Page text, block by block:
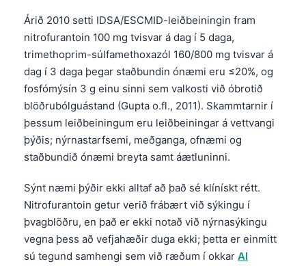
Árið 2010 setti IDSA/ESCMID-leiðbeiningin fram
nitrofurantoin 100 mg tvisvar á dag í 5 daga,
trimethoprim-súlfamethoxazól 160/800 mg tvisvar á
dag í 3 daga þegar staðbundin ónæmi eru ≤20%, og
fosfómýsín 3 g einu sinni sem valkosti við óbrotið
blöðrubólguástand (Gupta o.fl., 2011). Skammtarnir í
þessum leiðbeiningum eru leiðbeiningar á vettvangi
þýðis; nýrnastarfsemi, meðganga, ofnæmi og
staðbundið ónæmi breyta samt áætluninni.
Sýnt næmi þýðir ekki alltaf að það sé klínískt rétt.
Nitrofurantoin getur verið frábært við sýkingu í
þvagblöðru, en það er ekki notað við nýrnasýkingu
vegna þess að vefjahæðir duga ekki; þetta er einmitt
sú tegund samhengi sem við ræðum í okkar AI